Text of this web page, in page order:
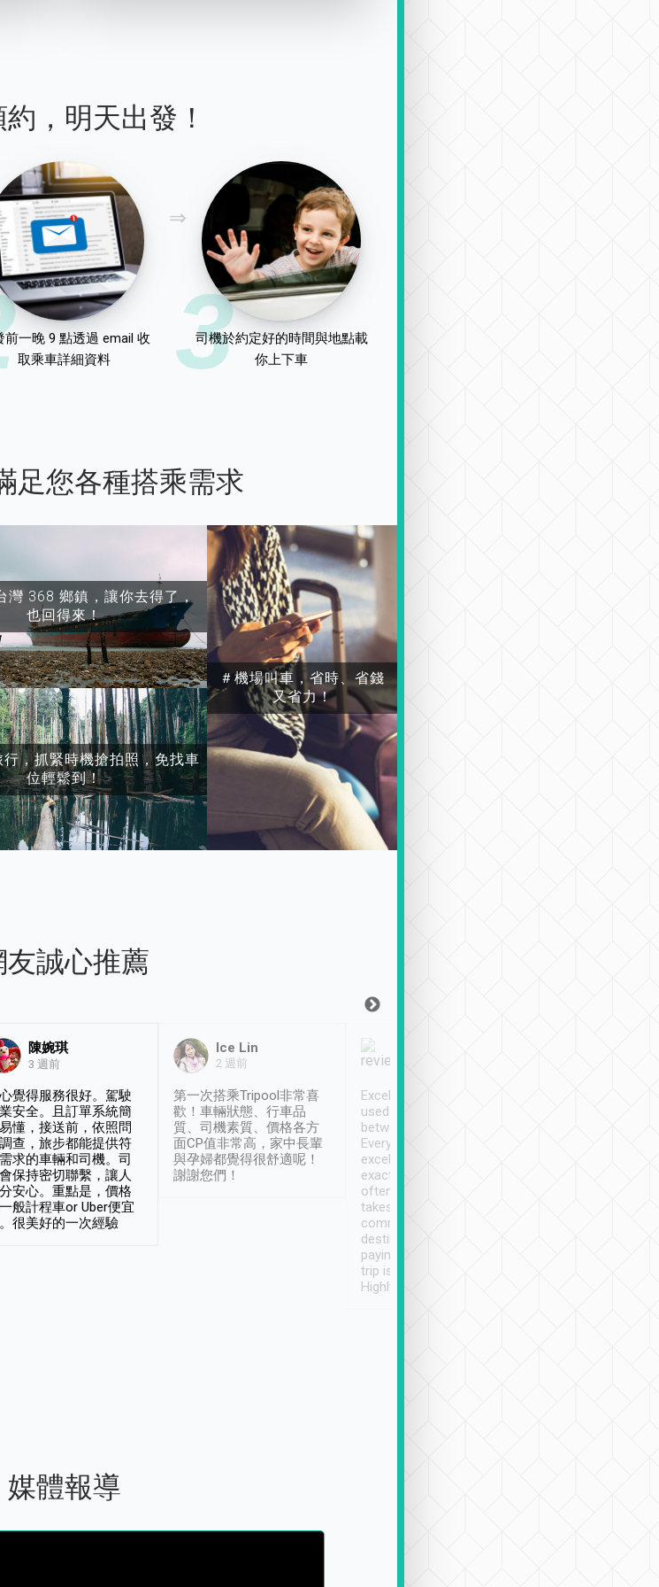
，明天出發！
前一晚 9 點透過 email 收
取乘車詳細資料
3
司機於約定好的時間與地點載
你上下車
足您各種搭乘需求
灣 368 鄉鎮，讓你去得了，
也回得來！
，抓緊時機搶拍照，免找車
位輕鬆到！
＃機場叫車，省時、省錢
又省力！
友誠心推薦
陳婉琪
3 週前
覺得服務很好。駕駛
安全。且訂單系統簡
懂，接送前，依照問
查，旅步都能提供符
求的車輛和司機。司
保持密切聯繫，讓人
安心。重點是，價格
般計程車or Uber便宜
很美好的一次經驗
Ice Lin
2 週前
第一次搭乘Tripool非常喜
歡！車輛狀態、行車品
質、司機素質、價格各方
面CP值非常高，家中長輩
與孕婦都覺得很舒適呢！
謝謝您們！
Excellent service. We have
used Tripool to travel
between cities in Taiwan.
Every driver has been
excellent and arrives
exactly on time. As there is
often limited English it
takes the difficulty out of
communicating the
destination details and
paying online prior to the
trip is very convenient.
Highly recommended
媒體報導